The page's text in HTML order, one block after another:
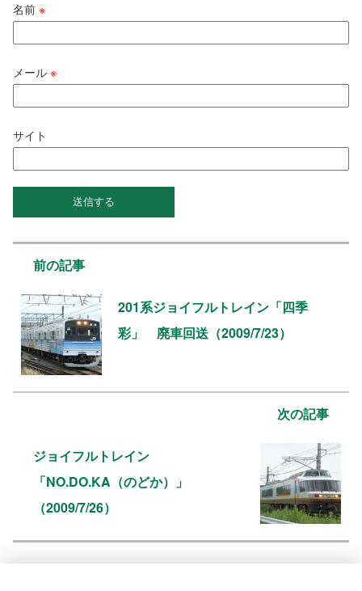
名前※
メール※
サイト
前の記事
201系ジョイフルトレイン「四季
彩」 廃車回送（2009/7/23）
次の記事
ジョイフルトレイン
「NO.DO.KA（のどか）」
（2009/7/26）